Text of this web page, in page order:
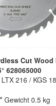
Cut Wood
628065000
216 / KGS
Gewicht 0.5 kg